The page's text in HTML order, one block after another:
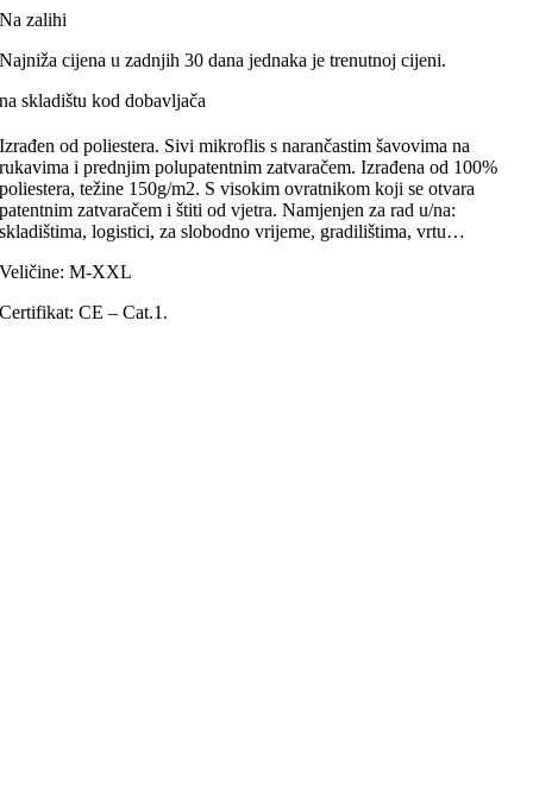
Na zalihi
Najniža cijena u zadnjih 30 dana jednaka je trenutnoj cijeni.
na skladištu kod dobavljača
Izrađen od poliestera. Sivi mikroflis s narančastim šavovima na
rukavima i prednjim polupatentnim zatvaračem. Izrađena od 100%
poliestera, težine 150g/m2. S visokim ovratnikom koji se otvara
patentnim zatvaračem i štiti od vjetra. Namjenjen za rad u/na:
skladištima, logistici, za slobodno vrijeme, gradilištima, vrtu…
Veličine: M-XXL
Certifikat: CE – Cat.1.